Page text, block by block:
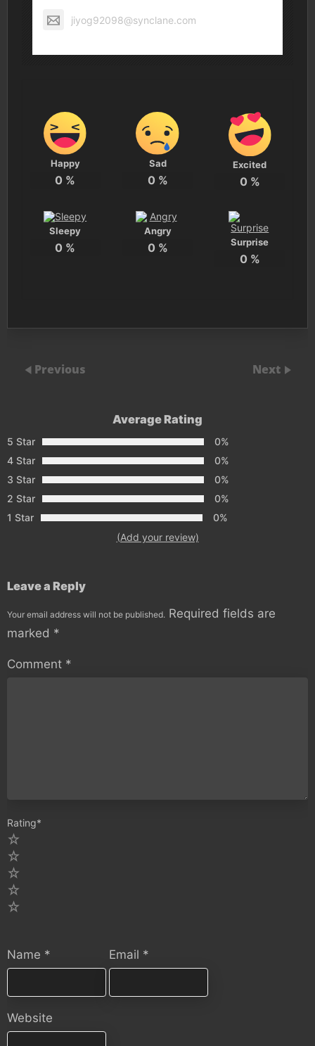
jiyog92098@synclane.com
Happy
0 %
Sad
0 %
Excited
0 %
Sleepy
0 %
Angry
0 % Surprise
0 %
Previous Next
Average Rating
5 Star
0%
4 Star
0%
3 Star
0%
2 Star
0%
1 Star
0%
(Add your review)
Leave a Reply
Your email address will not be published. Required fields are
marked *
Comment *
Rating*
Name * Email *
Website